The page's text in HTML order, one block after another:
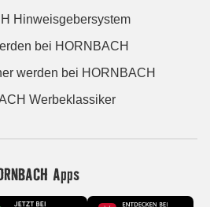
Hinweisgebersystem
bei HORNBACH
werden bei HORNBACH
Werbeklassiker
Apps